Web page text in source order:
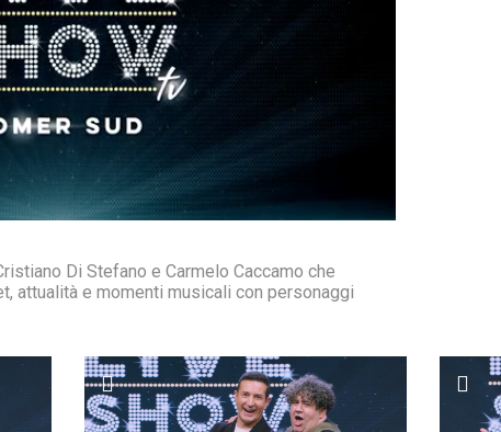
Di Stefano e Carmelo Caccamo che
attualità e momenti musicali con personaggi